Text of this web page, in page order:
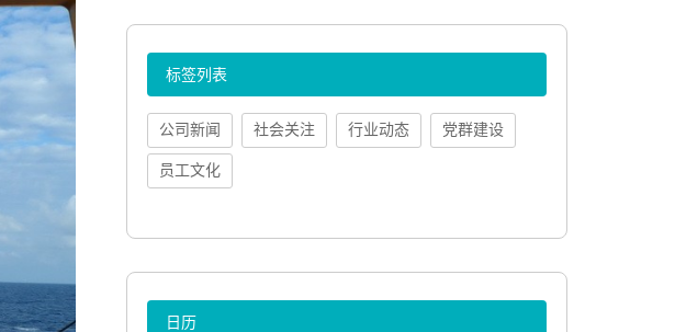
标签列表
公司新闻 社会关注 行业动态 党群建设
员工文化
日历